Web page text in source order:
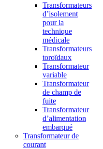
Transformateurs
d’isolement
pour la
technique
médicale
Transformateurs
toroïdaux
Transformateur
variable
Transformateur
de champ de
fuite
Transformateur
d’alimentation
embarqué
Transformateur de
courant